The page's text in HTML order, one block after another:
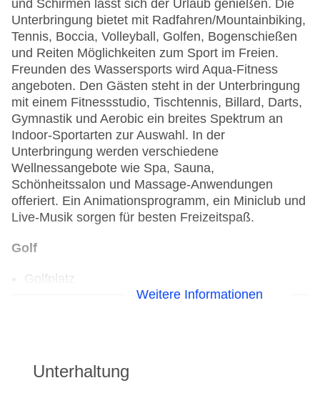
und Schirmen lässt sich der Urlaub genießen. Die
Unterbringung bietet mit Radfahren/Mountainbiking,
Tennis, Boccia, Volleyball, Golfen, Bogenschießen
und Reiten Möglichkeiten zum Sport im Freien.
Freunden des Wassersports wird Aqua-Fitness
angeboten. Den Gästen steht in der Unterbringung
mit einem Fitnessstudio, Tischtennis, Billard, Darts,
Gymnastik und Aerobic ein breites Spektrum an
Indoor-Sportarten zur Auswahl. In der
Unterbringung werden verschiedene
Wellnessangebote wie Spa, Sauna,
Schönheitssalon und Massage-Anwendungen
offeriert. Ein Animationsprogramm, ein Miniclub und
Live-Musik sorgen für besten Freizeitspaß.
Golf
Golfplatz
Weitere Informationen
Unterhaltung